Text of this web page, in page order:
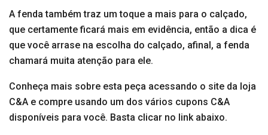
A fenda também traz um toque a mais para o calçado,
que certamente ficará mais em evidência, então a dica é
que você arrase na escolha do calçado, afinal, a fenda
chamará muita atenção para ele.
Conheça mais sobre esta peça acessando o site da loja
C&A e compre usando um dos vários cupons C&A
disponíveis para você. Basta clicar no link abaixo.